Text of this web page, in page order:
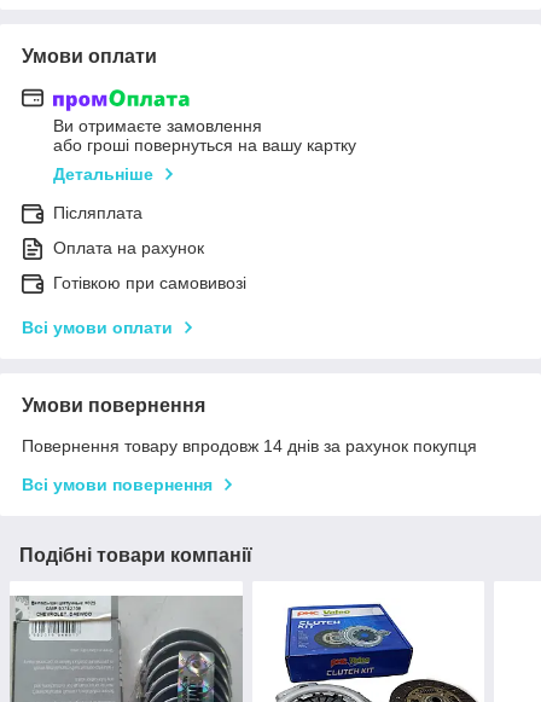
Умови оплати
Ви отримаєте замовлення
або гроші повернуться на вашу картку
Детальніше
Післяплата
Оплата на рахунок
Готівкою при самовивозі
Всі умови оплати
Умови повернення
Повернення товару впродовж 14 днів за рахунок покупця
Всі умови повернення
Подібні товари компанії